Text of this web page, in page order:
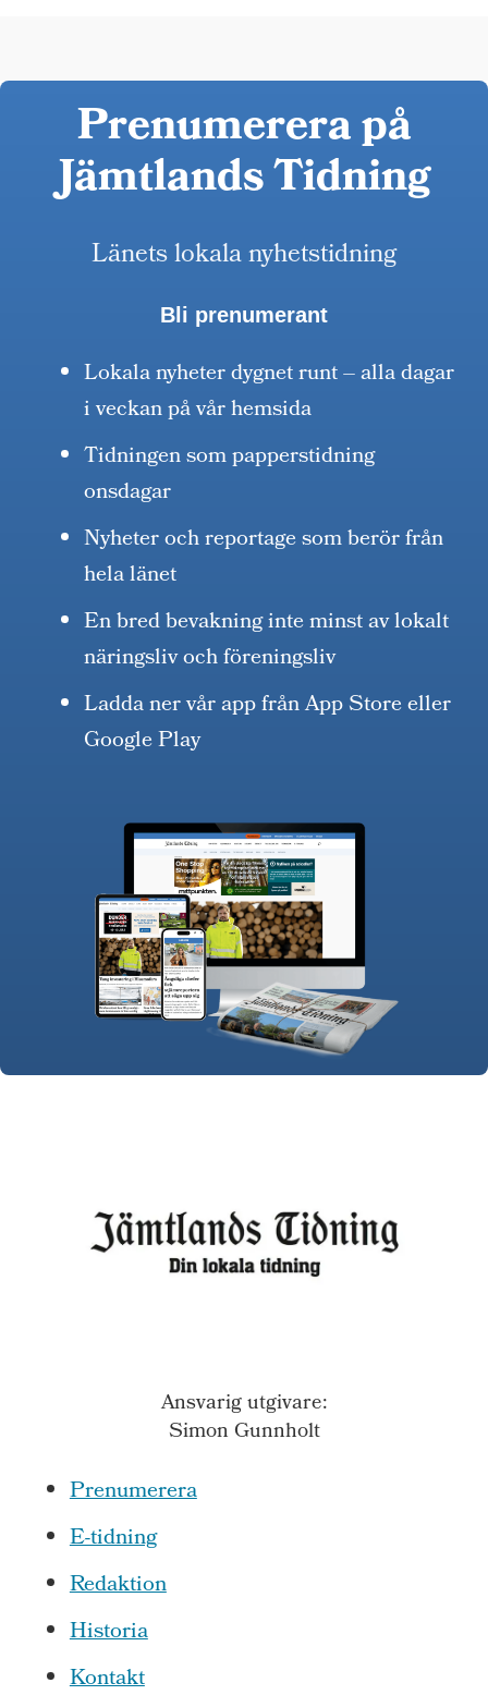
Prenumerera på
Jämtlands Tidning
Länets lokala nyhetstidning
Bli prenumerant
Lokala nyheter dygnet runt – alla dagar
i veckan på vår hemsida
Tidningen som papperstidning
onsdagar
Nyheter och reportage som berör från
hela länet
En bred bevakning inte minst av lokalt
näringsliv och föreningsliv
Ladda ner vår app från App Store eller
Google Play
Ansvarig utgivare:
Simon Gunnholt
Prenumerera
E-tidning
Redaktion
Historia
Kontakt